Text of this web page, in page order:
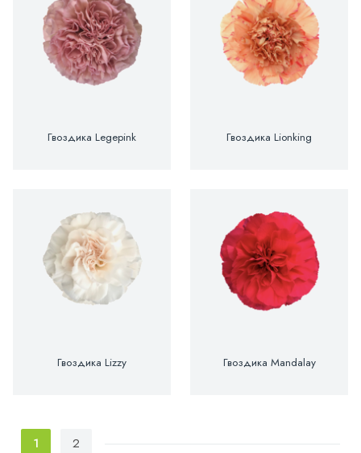
Гвоздика Legepink Гвоздика Lionking
Гвоздика Lizzy Гвоздика Mandalay
1 2